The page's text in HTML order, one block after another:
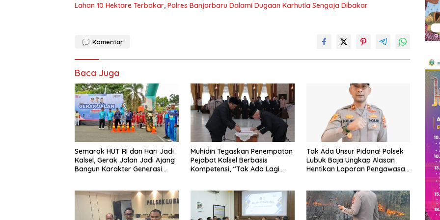
Lahan 10 Hektare Terbakar, Polres Banjarbaru Dalami Dugaan Karhutla Sengaja Dibakar
Komentar
Baca Juga
Semarak HUT RI dan Hari Jadi
Kalsel, Gerak Jalan Jadi Ajang
Bangun Karakter Generasi
Muhidin Tegaskan Penempatan
Pejabat Kalsel Berbasis
Kompetensi, “Tak Ada Lagi
Tak Ada Unsur Pidana! Polsek
Lubuk Baja Ungkap Alasan
Hentikan Laporan Pengawasan